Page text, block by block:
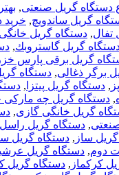
دستگاه گریل صنعتی,
گریل ساندویچ, خرید
تفال, دستگاه گريل خانگى
گريل گاستروبك,
گریل برقی پارس خزر
برگر ذغالی, دستگاه
, دستگاه گریل پیتزا ,
, دستگاه گریل چه مارکی
گریل خانگی گازی,
, دستگاه گریل راسل
ساز , دستگاه گریل
دوم, دستگاه گریل
کرکماز , دستگاه گریل